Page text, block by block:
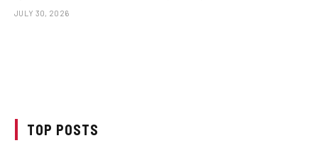
JULY 30, 2026
TOP POSTS